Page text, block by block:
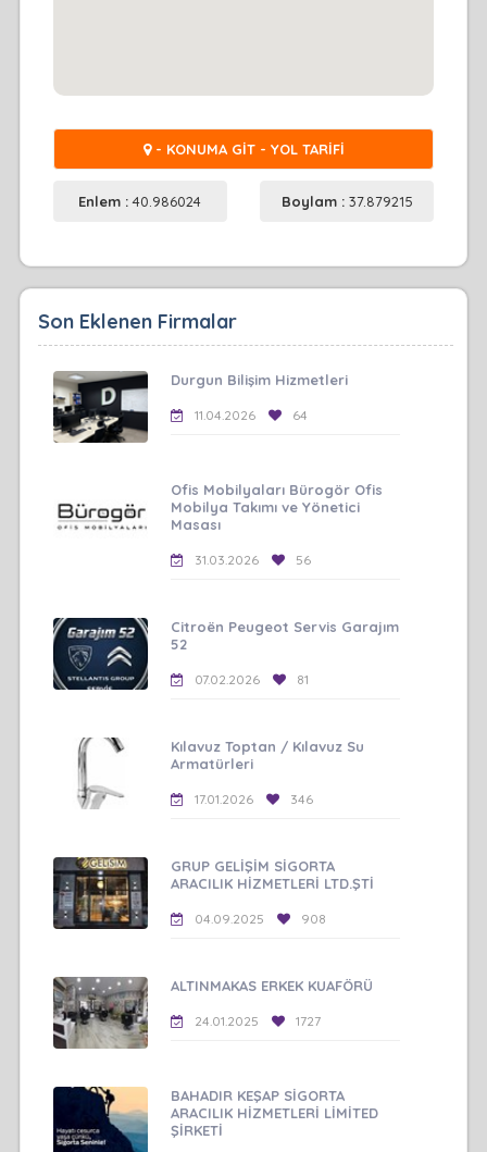
- KONUMA GİT - YOL TARİFİ
Enlem :40.986024 Boylam : 37.879215
Son Eklenen Firmalar
Durgun Bilişim Hizmetleri
11.04.2026 64
Ofis Mobilyaları Bürogör Ofis
Mobilya Takımı ve Yönetici
Masası
31.03.2026 56
Citroën Peugeot Servis Garajım
52
07.02.2026 81
Kılavuz Toptan / Kılavuz Su
Armatürleri
17.01.2026 346
GRUP GELİŞİM SİGORTA
ARACILIK HİZMETLERİ LTD.ŞTİ
04.09.2025 908
ALTINMAKAS ERKEK KUAFÖRÜ
24.01.2025 1727
BAHADIR KEŞAP SİGORTA
ARACILIK HİZMETLERİ LİMİTED
ŞİRKETİ